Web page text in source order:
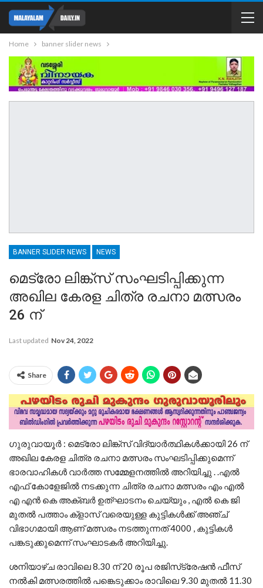
Home banner slider news
BANNER SLIDER NEWS NEWS
മെട്രോ ലിങ്ക്സ് സംഘടിപ്പിക്കുന്ന
അഖില കേരള ചിത്ര രചനാ മത്സരം
26 ന്
Last updated Nov 24, 2022
Share
ഗുരുവായൂർ : മെട്രോ ലിങ്ക്സ് വിദ്യാർത്ഥികൾക്കായി 26 ന്
അഖില കേരള ചിത്ര രചനാ മത്സരം സംഘടിപ്പിക്കുമെന്ന്
ഭാരവാഹികൾ വാർത്ത സമ്മേളനത്തിൽ അറിയിച്ചു . .എൽ
എഫ് കോളേജിൽ നടക്കുന്ന ചിത്ര രചനാ മത്സരം എം എൽ
എ എൻ കെ അക്ബർ ഉത്ഘാടനം ചെയ്യും , എൽ കെ ജി
മുതൽ പത്താം ക്‌ളാസ് വരെയുള്ള കുട്ടികൾക്ക് അഞ്ച്
വിഭാഗമായി ആണ് മത്സരം നടത്തുന്നത് 4000 , കുട്ടികൾ
പങ്കടുക്കുമെന്ന് സംഘാടകർ അറിയിച്ചു.
ശനിയാഴ്ച രാവിലെ 8.30 ന് 20 രൂപ രജിസ്‌ട്രേഷൻ ഫീസ്
നൽകി മത്സരത്തിൽ പങ്കെടുക്കാം രാവിലെ 9.30 മുതൽ 11.30